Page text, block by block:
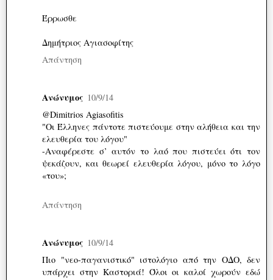
Έρρωσθε
Δημήτριος Αγιασοφίτης
Απάντηση
Ανώνυμος 10/9/14
@Dimitrios Agiasofitis
"Οι Έλληνες πάντοτε πιστεύουμε στην αλήθεια και την
ελευθερία του λόγου"
-Αναφέρεστε σ’ αυτόν το λαό που πιστεύει ότι τον
ψεκάζουν, και θεωρεί ελευθερία λόγου, μόνο το λόγο
«του»;
Απάντηση
Ανώνυμος 10/9/14
Πιο "νεο-παγανιστικό" ιστολόγιο από την ΟΔΟ, δεν
υπάρχει στην Καστοριά! Όλοι οι καλοί χωρούν εδώ